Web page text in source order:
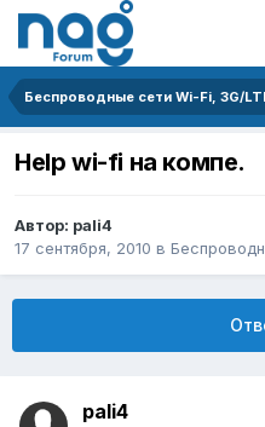
Беспроводные сети Wi-Fi, 3G/
Help wi-fi на компе.
Автор: pali4
17 сентября, 2010 в
pali4